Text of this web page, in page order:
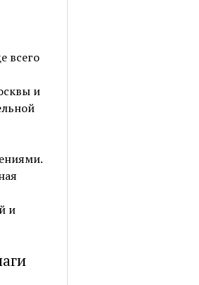
всего
и
и